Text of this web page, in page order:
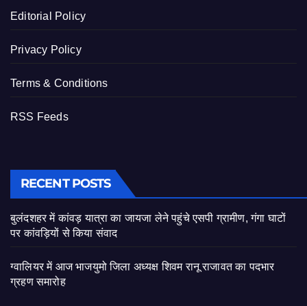
Editorial Policy
Privacy Policy
Terms & Conditions
RSS Feeds
RECENT POSTS
बुलंदशहर में कांवड़ यात्रा का जायजा लेने पहुंचे एसपी ग्रामीण, गंगा घाटों
पर कांवड़ियों से किया संवाद
ग्वालियर में आज भाजयुमो जिला अध्यक्ष शिवम रानू राजावत का पदभार
ग्रहण समारोह